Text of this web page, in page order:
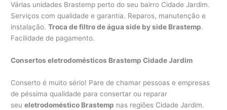
Várias unidades Brastemp perto do seu bairro Cidade Jardim.
Serviços com qualidade e garantia. Reparos, manutenção e
instalação.Troca de filtro de água side by side Brastemp.
Facilidade de pagamento.
Consertos eletrodomésticos Brastemp Cidade Jardim
Conserto é muito sério! Pare de chamar pessoas e empresas
de péssima qualidade para consertar ou reparar
seueletrodoméstico Brastemp nas regiões Cidade Jardim.